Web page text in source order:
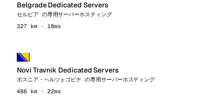
Belgrade Dedicated Servers
セルビア の専用サーバーホスティング
327 km · 18ms
Novi Travnik Dedicated Servers
ボスニア・ヘルツェゴビナ の専用サーバーホスティング
486 km · 22ms